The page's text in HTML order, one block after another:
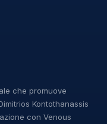
che promuove
Kontothanassis
con Venous